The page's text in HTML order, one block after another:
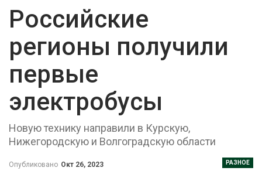
Российские
регионы получили
первые
электробусы
Новую технику направили в Курскую,
Нижегородскую и Волгоградскую области
РАЗНОЕ
Опубликовано Окт 26, 2023